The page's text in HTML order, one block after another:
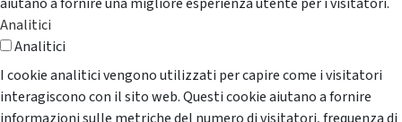
Analitici
Analitici
I cookie analitici vengono utilizzati per capire come i visitatori
interagiscono con il sito web. Questi cookie aiutano a fornire